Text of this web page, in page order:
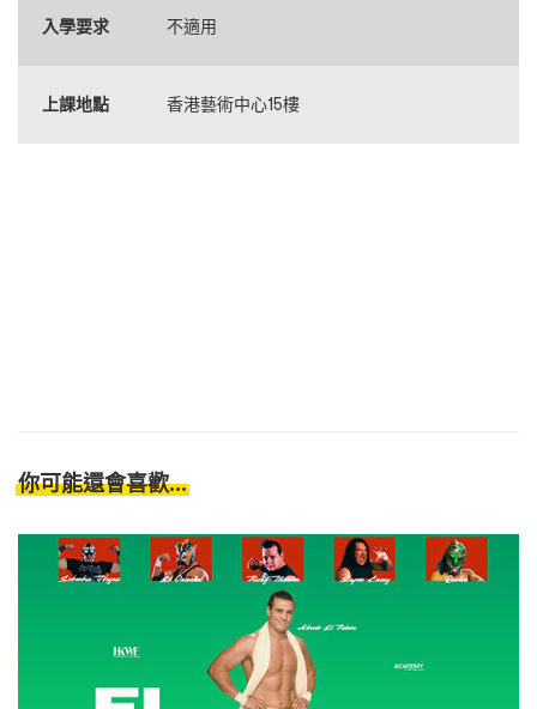
入學要求 不適用
上課地點 香港藝術中心15樓
你可能還會喜歡...